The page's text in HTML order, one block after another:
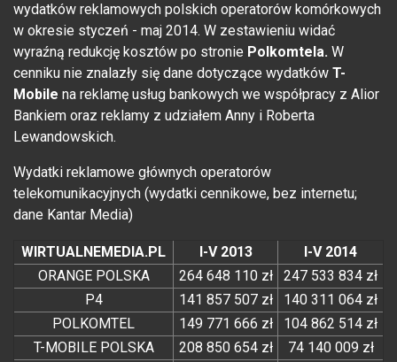
wydatków reklamowych polskich operatorów komórkowych
w okresie styczeń - maj 2014. W zestawieniu widać
wyraźną redukcję kosztów po stronie Polkomtela. W
cenniku nie znalazły się dane dotyczące wydatków T-
Mobile na reklamę usług bankowych we współpracy z Alior
Bankiem oraz reklamy z udziałem Anny i Roberta
Lewandowskich.
Wydatki reklamowe głównych operatorów
telekomunikacyjnych (wydatki cennikowe, bez internetu;
dane Kantar Media)
WIRTUALNEMEDIA.PL I-V 2013
I-V 2014
ORANGE POLSKA
264 648 110 zł
247 533 834 zł
P4
141 857 507 zł
140 311 064 zł
POLKOMTEL
149 771 666 zł
104 862 514 zł
T-MOBILE POLSKA
208 850 654 zł
74 140 009 zł